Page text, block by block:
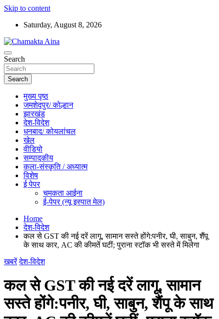
Skip to content
Saturday, August 8, 2026
Chamakta Aina
Hindi News Paper – Jharkhand
Search
Search
मुख्य पृष्ठ
जमशेदपुर/ कोल्हान
झारखंड
देश-विदेश
धनबाद/ कोयलांचल
खेल
वीडियो
सम्पादकीय
कला-संस्कृति / अध्यात्म
विशेष
ई पेपर
चमकता आईना
ई-पेपर (न्यू इस्पात मेल)
Home
देश-विदेश
कल से GST की नई दरें लागू, सामान सस्ते होंगे:पनीर, घी, साबुन, शैंपू
के साथ कार, AC की कीमतें घटीं; पुराना स्टॉक भी सस्ते में मिलेगा
खबरें देश-विदेश
कल से GST की नई दरें लागू, सामान
सस्ते होंगे:पनीर, घी, साबुन, शैंपू के साथ